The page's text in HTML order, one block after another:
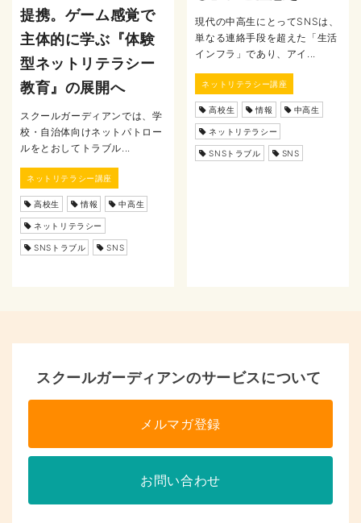
提携。ゲーム感覚で
主体的に学ぶ『体験
型ネットリテラシー
教育』の展開へ
スクールガーディアンでは、学
校・自治体向けネットパトロー
ルをとおしてトラブル...
ネットリテラシー講座
高校生 情報 中高生
ネットリテラシー
SNSトラブル SNS
現代の中高生にとってSNSは、
単なる連絡手段を超えた「生活
インフラ」であり、アイ...
ネットリテラシー講座
高校生 情報 中高生
ネットリテラシー
SNSトラブル SNS
スクールガーディアンのサービスについて
メルマガ登録
お問い合わせ